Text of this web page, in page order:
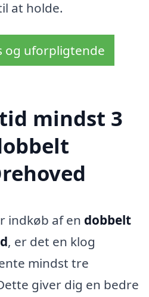
at holde.
og uforpligtende
mindst 3
indkøb af en dobbelt
, er det en klog
mindst tre
giver dig en bedre